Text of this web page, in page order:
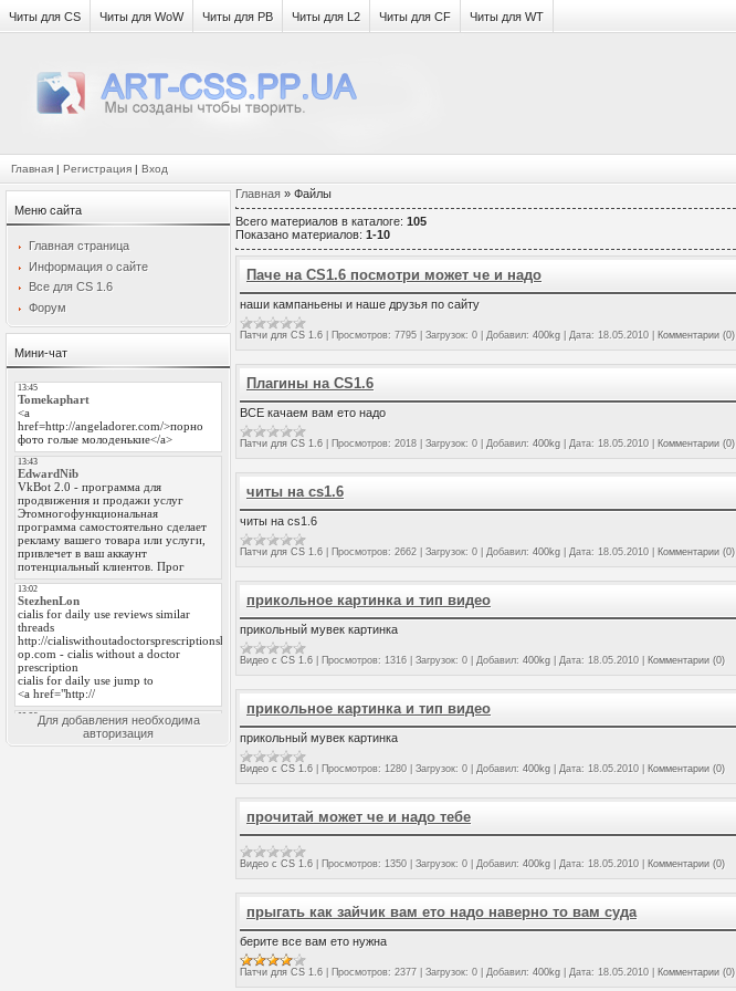
Читы для CS Читы для WoW Читы для PB Читы для L2 Читы для CF Читы для WT
Главная | Регистрация | Вход
Меню сайта
Главная страница
Информация о сайте
Все для CS 1.6
Форум
Мини-чат
Для добавления необходима
авторизация
Главная » Файлы
Всего материалов в каталоге: 105
Показано материалов: 1-10
Паче на CS1.6 посмотри может че и надо
наши кампаньены и наше друзья по сайту
Патчи для CS 1.6 Просмотров: 7795 Загрузок: 0 Добавил: 400kg Дата: 18.05.2010 Комментарии (0)
Плагины на CS1.6
ВСЕ качаем вам ето надо
Патчи для CS 1.6 Просмотров: 2018 Загрузок: 0 Добавил: 400kg Дата: 18.05.2010 Комментарии (0)
читы на cs1.6
читы на cs1.6
Патчи для CS 1.6 Просмотров: 2662 Загрузок: 0 Добавил: 400kg Дата: 18.05.2010 Комментарии (0)
прикольное картинка и тип видео
прикольный мувек картинка
Видео с CS 1.6 Просмотров: 1316 Загрузок: 0 Добавил: 400kg Дата: 18.05.2010 Комментарии (0)
прикольное картинка и тип видео
прикольный мувек картинка
Видео с CS 1.6 Просмотров: 1280 Загрузок: 0 Добавил: 400kg Дата: 18.05.2010 Комментарии (0)
прочитай может че и надо тебе
Видео с CS 1.6 Просмотров: 1350 Загрузок: 0 Добавил: 400kg Дата: 18.05.2010 Комментарии (0)
прыгать как зайчик вам ето надо наверно то вам суда
берите все вам ето нужна
Патчи для CS 1.6 Просмотров: 2377 Загрузок: 0 Добавил: 400kg Дата: 18.05.2010 Комментарии (0)